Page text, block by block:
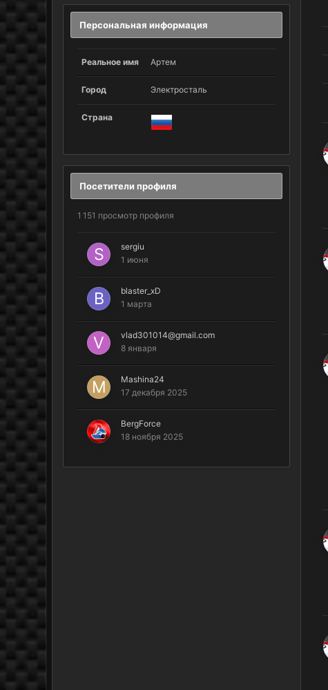
Персональная информация
Реальное имя Артем
Город Электросталь
Страна
Посетители профиля
1 151 просмотр профиля
sergiu
1 июня
blaster_xD
1 марта
vlad301014@gmail.com
8 января
Mashina24
17 декабря 2025
BergForce
18 ноября 2025